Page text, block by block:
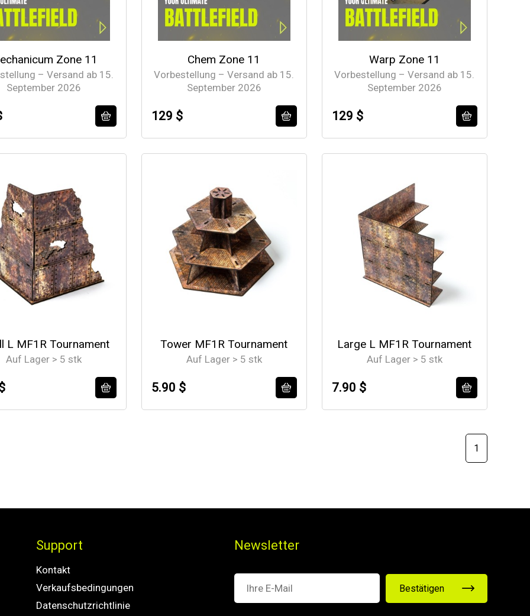
Zone 11
– Versand ab 15.
September 2026
Chem Zone 11
Vorbestellung – Versand ab 15.
September 2026
129 $
Warp Zone 11
Vorbestellung – Versand ab 15.
September 2026
129 $
L MF1R Tournament
Auf Lager > 5 stk
Tower MF1R Tournament
Auf Lager > 5 stk
5.90 $
Large L MF1R Tournament
Auf Lager > 5 stk
7.90 $
1
Support
Kontakt
Verkaufsbedingungen
Datenschutzrichtlinie
Newsletter
Bestätigen